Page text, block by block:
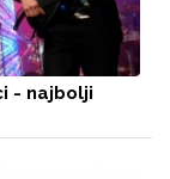
- najbolji